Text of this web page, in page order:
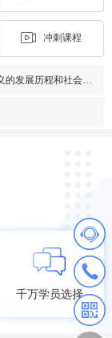
冲刺课程
会主义经济制度的建立
千万学员选择